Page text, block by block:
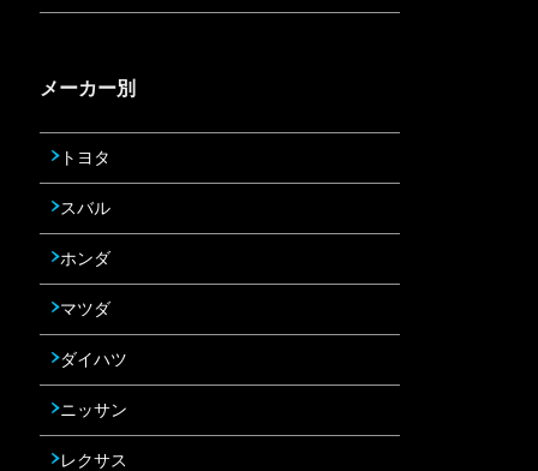
メーカー別
トヨタ
スバル
ホンダ
マツダ
ダイハツ
ニッサン
レクサス